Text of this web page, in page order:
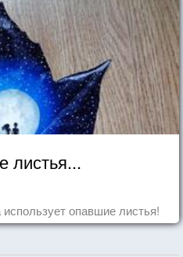
листья...
опавшие листья!